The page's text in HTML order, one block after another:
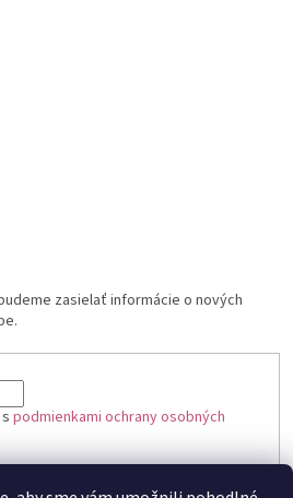
zasielať informácie o nových
podmienkami ochrany osobných